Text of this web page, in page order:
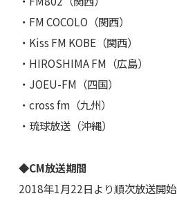
・FM COCOLO（関西）
・Kiss FM KOBE（関西）
・HIROSHIMA FM（広島）
・JOEU-FM（四国）
・cross fm（九州）
・琉球放送（沖縄）
◆CM放送期間
2018年1月22日より順次放送開始